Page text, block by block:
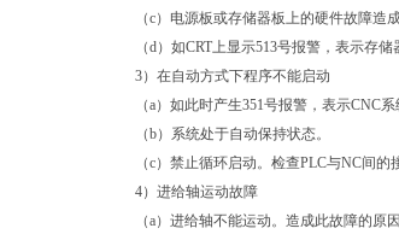
（c）电源板或存储器板上的硬件故障造
（d）如CRT上显示513号报警，表示存储
3）在自动方式下程序不能启动
（a）如此时产生351号报警，表示CNC
（b）系统处于自动保持状态。
（c）禁止循环启动。检查PLC与NC间的
4）进给轴运动故障
（a）进给轴不能运动。造成此故障的原